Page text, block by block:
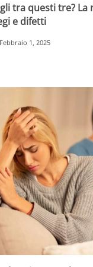
tra questi tre? La
e difetti
Febbraio 1, 2025